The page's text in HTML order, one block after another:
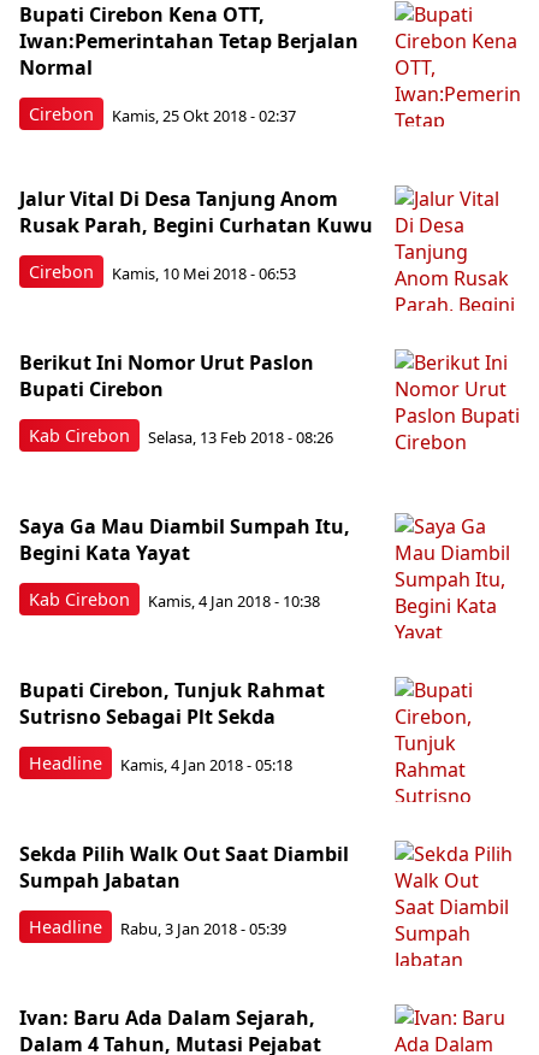
Cirebon
Bupati Cirebon Kena OTT,
Iwan:Pemerintahan Tetap Berjalan
Normal
Kamis, 25 Okt 2018 - 02:37
Cirebon
Jalur Vital Di Desa Tanjung Anom
Rusak Parah, Begini Curhatan Kuwu
Kamis, 10 Mei 2018 - 06:53
Kab Cirebon
Berikut Ini Nomor Urut Paslon
Bupati Cirebon
Selasa, 13 Feb 2018 - 08:26
Kab Cirebon
Saya Ga Mau Diambil Sumpah Itu,
Begini Kata Yayat
Kamis, 4 Jan 2018 - 10:38
Headline
Bupati Cirebon, Tunjuk Rahmat
Sutrisno Sebagai Plt Sekda
Kamis, 4 Jan 2018 - 05:18
Headline
Sekda Pilih Walk Out Saat Diambil
Sumpah Jabatan
Rabu, 3 Jan 2018 - 05:39
Ivan: Baru Ada Dalam Sejarah,
Dalam 4 Tahun, Mutasi Pejabat